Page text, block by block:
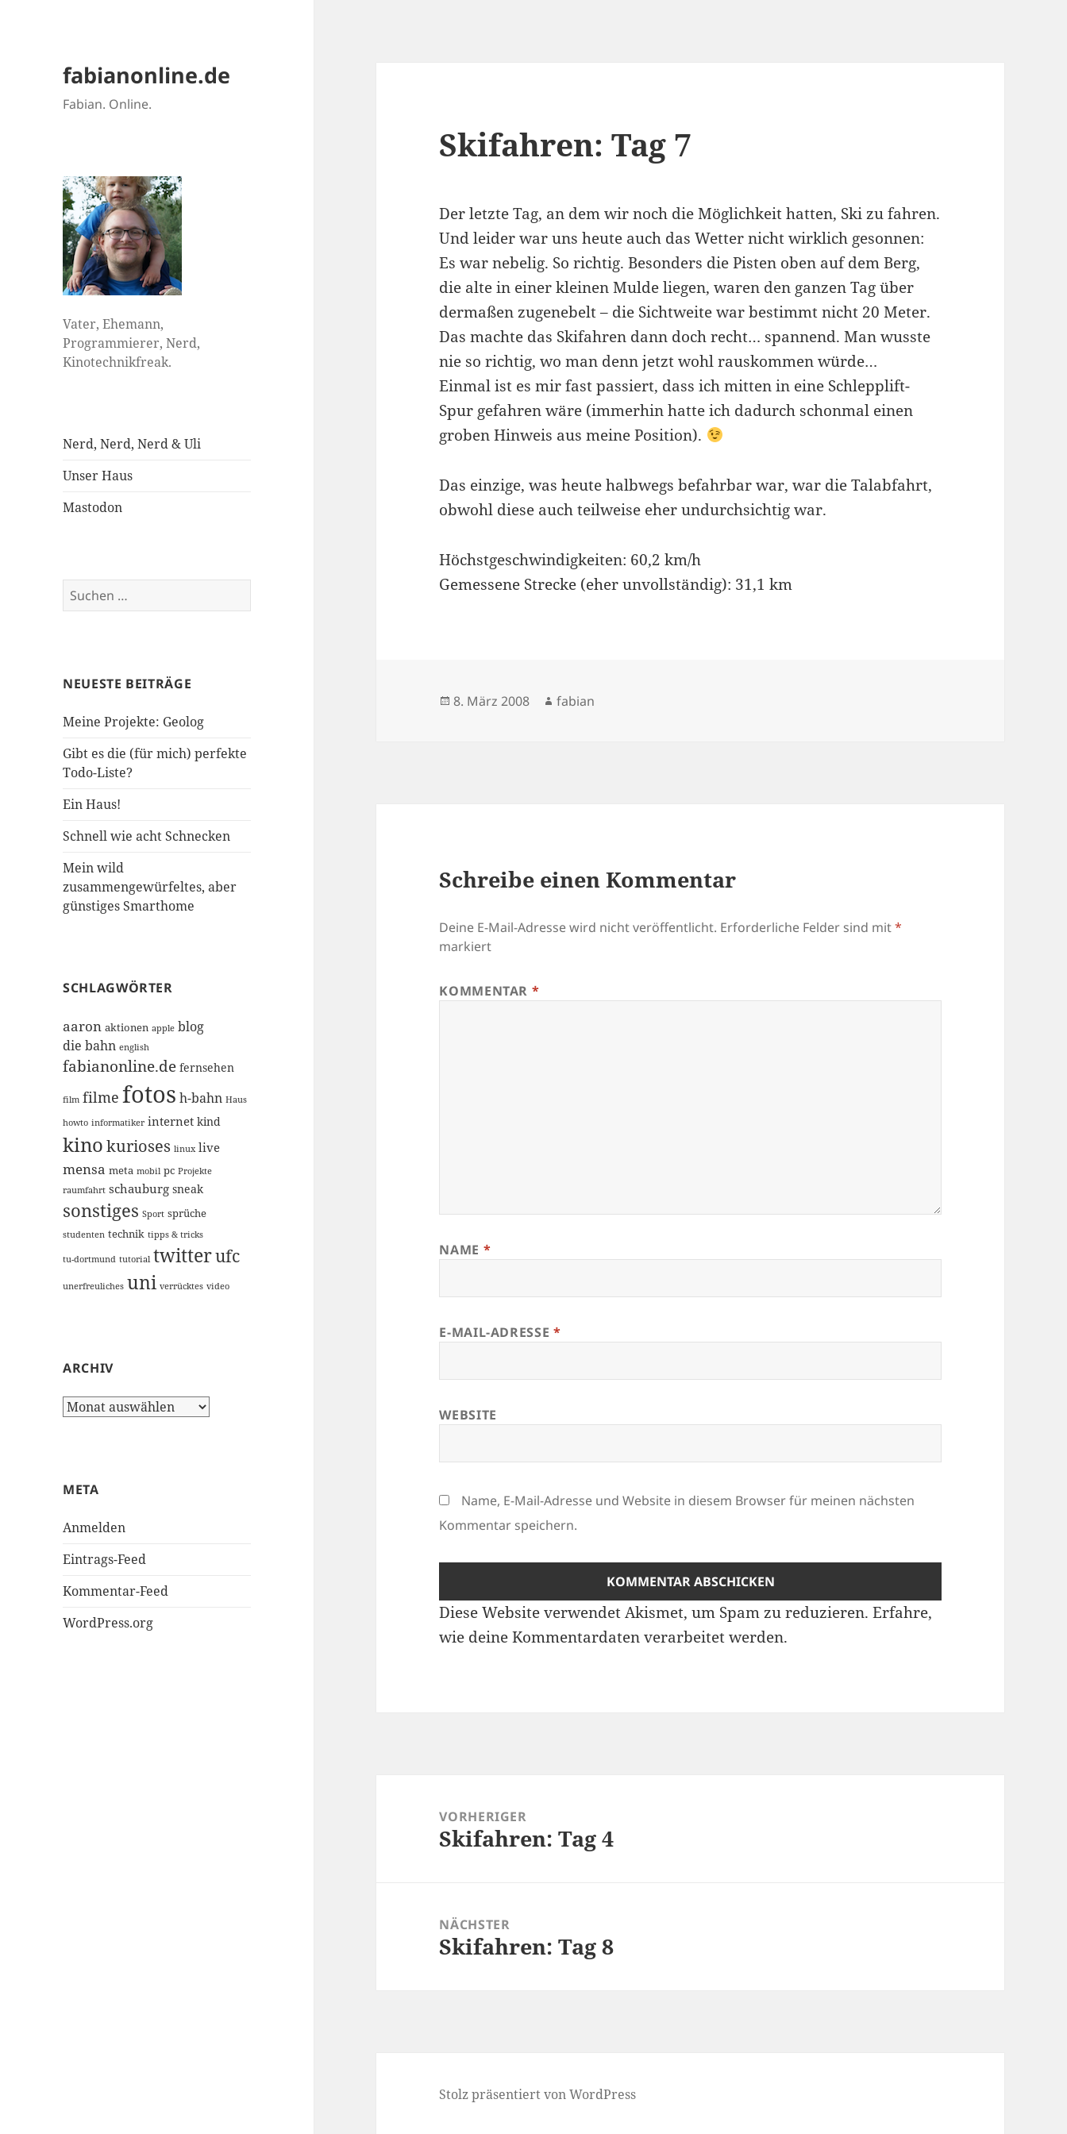
fabianonline.de
Fabian. Online.
Vater, Ehemann,
Programmierer, Nerd,
Kinotechnikfreak.
Nerd, Nerd, Nerd & Uli
Unser Haus
Mastodon
Suchen
nach:
NEUESTE BEITRÄGE
Meine Projekte: Geolog
Gibt es die (für mich) perfekte
Todo-Liste?
Ein Haus!
Schnell wie acht Schnecken
Mein wild
zusammengewürfeltes, aber
günstiges Smarthome
SCHLAGWÖRTER
aaron aktionen apple blog
die bahn english
fabianonline.de fernsehen
film filme fotos h-bahn Haus
howto informatiker internet kind
kinokurioses linux live
mensa meta mobil pc Projekte
raumfahrt schauburg sneak
sonstiges Sport sprüche
studenten technik tipps & tricks
tu-dortmund tutorial twitterufc
unerfreuliches uni verrücktes video
ARCHIV
Archiv
META
Anmelden
Eintrags-Feed
Kommentar-Feed
WordPress.org
Skifahren: Tag 7
Der letzte Tag, an dem wir noch die Möglichkeit hatten, Ski zu fahren.
Und leider war uns heute auch das Wetter nicht wirklich gesonnen:
Es war nebelig. So richtig. Besonders die Pisten oben auf dem Berg,
die alte in einer kleinen Mulde liegen, waren den ganzen Tag über
dermaßen zugenebelt – die Sichtweite war bestimmt nicht 20 Meter.
Das machte das Skifahren dann doch recht… spannend. Man wusste
nie so richtig, wo man denn jetzt wohl rauskommen würde…
Einmal ist es mir fast passiert, dass ich mitten in eine Schlepplift-
Spur gefahren wäre (immerhin hatte ich dadurch schonmal einen
groben Hinweis aus meine Position).
Das einzige, was heute halbwegs befahrbar war, war die Talabfahrt,
obwohl diese auch teilweise eher undurchsichtig war.
Höchstgeschwindigkeiten: 60,2 km/h
Gemessene Strecke (eher unvollständig): 31,1 km
Veröffentlicht
8. März 2008 Autor
fabian
Schreibe einen Kommentar
Deine E-Mail-Adresse wird nicht veröffentlicht. Erforderliche Felder sind mit*
markiert
KOMMENTAR *
NAME *
E-MAIL-ADRESSE *
WEBSITE
Name, E-Mail-Adresse und Website in diesem Browser für meinen nächsten
Kommentar speichern.
Diese Website verwendet Akismet, um Spam zu reduzieren.Erfahre,
wie deine Kommentardaten verarbeitet werden.
VORHERIGER
Vorheriger
Skifahren: Tag 4
NÄCHSTER
Nächster
Skifahren: Tag 8
Stolz präsentiert von WordPress